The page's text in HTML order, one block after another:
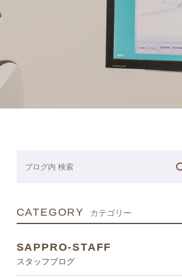
ーター
スタッフインタビュー
CATEGORY カテゴリー
SAPPRO-STAFF
スタッフブログ